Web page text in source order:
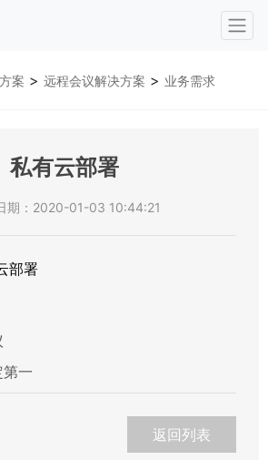
案 > 远程会议解决方案 > 业务需求
私有云部署
期：2020-01-03 10:44:21
部署
一
返回列表